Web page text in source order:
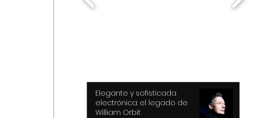
Elegante y sofisticada
electrónica: el legado de
William Orbit